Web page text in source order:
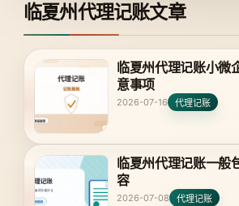
临夏州代理记账文章
临夏州代理记账小微
意事项
2026-07-16 代理记账
临夏州代理记账一般
容
2026-07-08 代理记账